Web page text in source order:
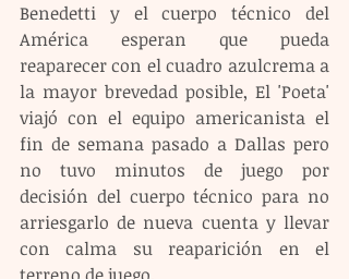
Benedetti y el cuerpo técnico del
América esperan que pueda
reaparecer con el cuadro azulcrema a
la mayor brevedad posible, El 'Poeta'
viajó con el equipo americanista el
fin de semana pasado a Dallas pero
no tuvo minutos de juego por
decisión del cuerpo técnico para no
arriesgarlo de nueva cuenta y llevar
con calma su reaparición en el